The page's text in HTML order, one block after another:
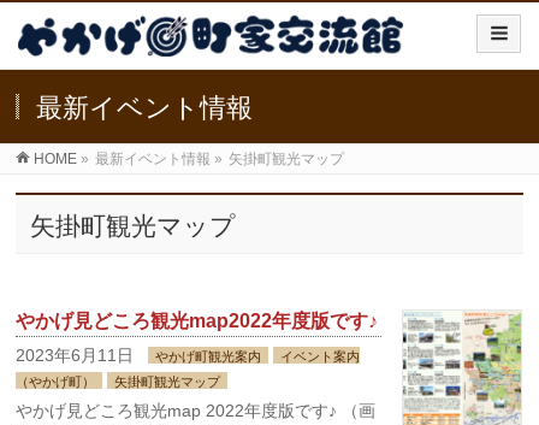
最新イベント情報
HOME » 最新イベント情報 » 矢掛町観光マップ
矢掛町観光マップ
やかげ見どころ観光map2022年度版です♪
2023年6月11日 やかげ町観光案内
イベント案内
（やかげ町）
矢掛町観光マップ
やかげ見どころ観光map 2022年度版です♪ （画